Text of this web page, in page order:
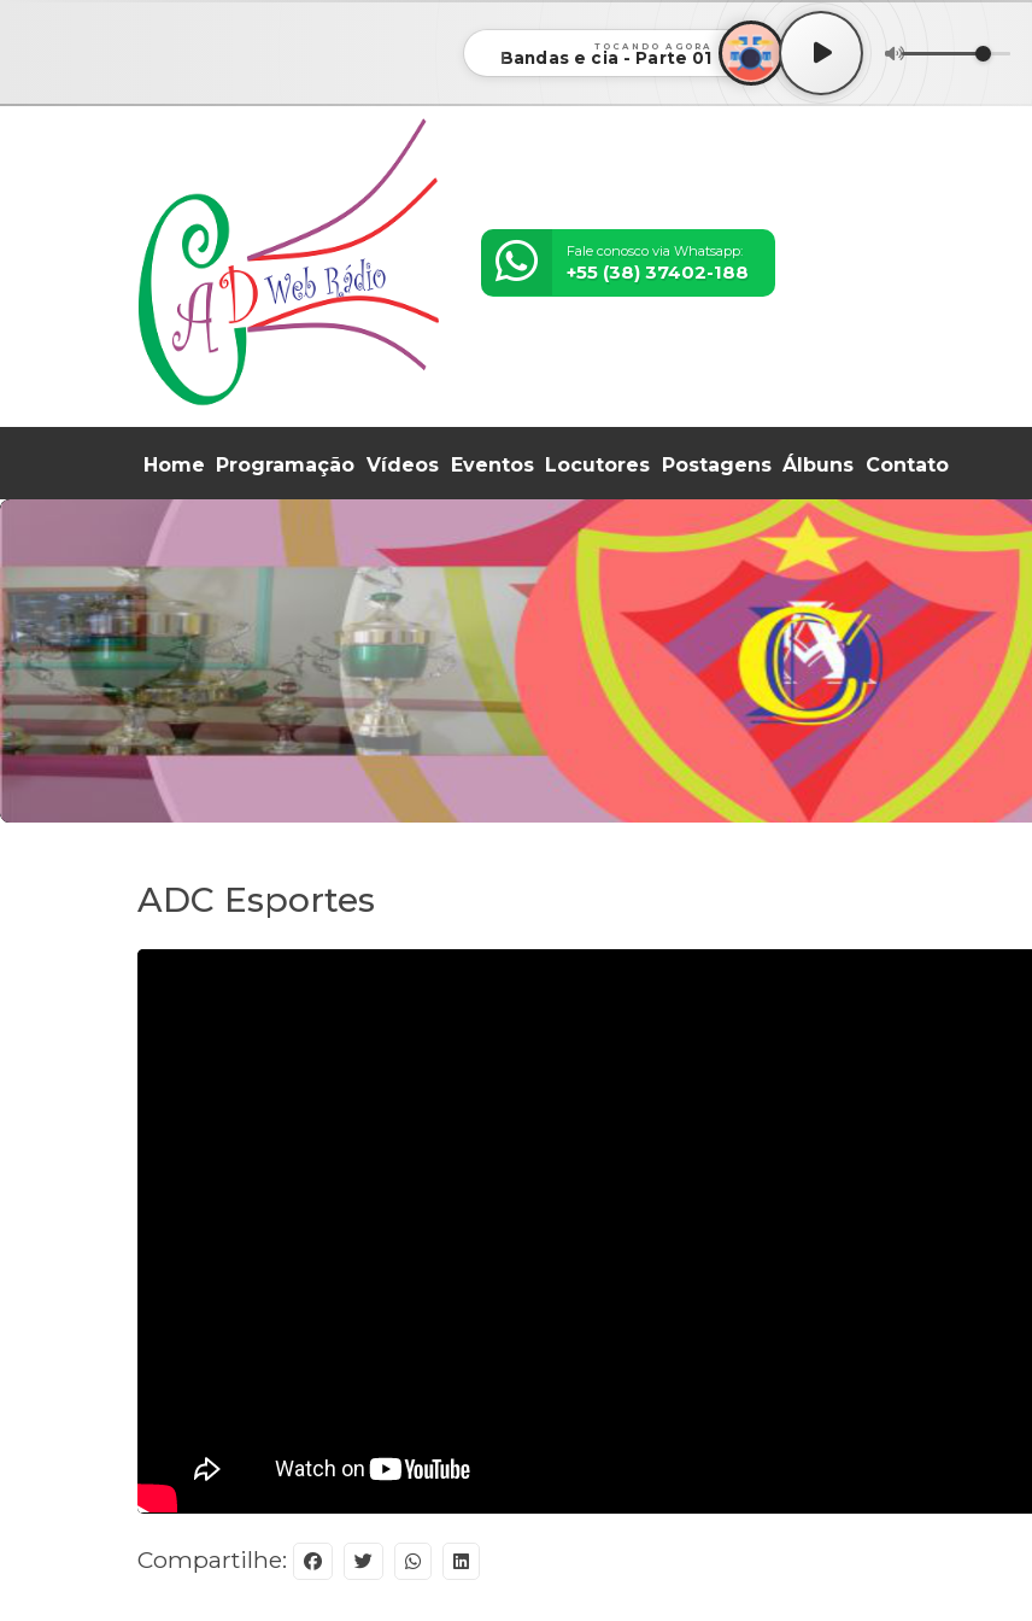
TOCANDO AGORA
Bandas e cia - Parte 01
Fale conosco via Whatsapp:
+55 (38) 37402-188
Home Programação Vídeos Eventos Locutores Postagens Álbuns Contato
ADC Esportes
Compartilhe: